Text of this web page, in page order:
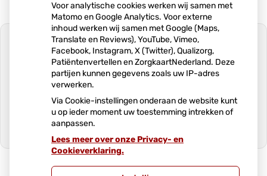
U heeft geen toestemming gegeven
voorexterne inhoud
te zien.
Cookie-instellingen wijzigen
het
Voor analytische cookies werken wij samen met
Matomo en Google Analytics. Voor externe
inhoud werken wij samen met Google (Maps,
Translate en Reviews), YouTube, Vimeo,
Facebook, Instagram, X (Twitter), Qualizorg,
Patiëntenvertellen en ZorgkaartNederland. Deze
partijen kunnen gegevens zoals uw IP-adres
verwerken.
Via Cookie-instellingen onderaan de website kunt
u op ieder moment uw toestemming intrekken of
aanpassen.
Lees meer over onze Privacy- en
Cookieverklaring.